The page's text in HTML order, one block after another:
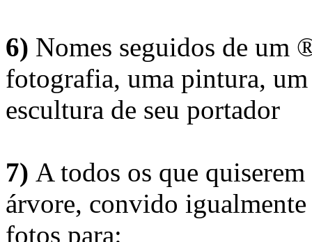
6) Nomes seguidos de um
fotografia, uma pintura,
escultura de seu portador
7) A todos os que
árvore, convido
fotos para: